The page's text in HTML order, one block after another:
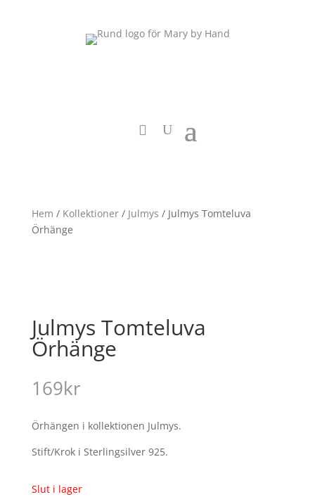
Hem / Kollektioner/ Julmys / Julmys Tomteluva
Örhänge
Julmys Tomteluva
Örhänge
169kr
Örhängen i kollektionen Julmys.
Stift/Krok i Sterlingsilver 925.
Slut i lager